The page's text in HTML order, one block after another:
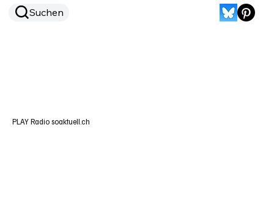
Suchen
PLAY Radio soaktuell.ch